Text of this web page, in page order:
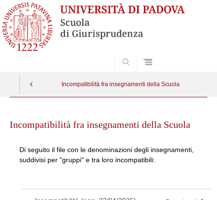
Incompatibilità fra insegnamenti della Scuola
contentIncompatibilità fra insegnamenti della Scuola
Di seguito il file con le denominazioni degli insegnamenti,
suddivisi per "gruppi" e tra loro incompatibili: